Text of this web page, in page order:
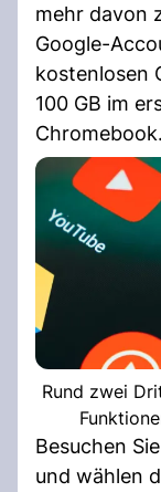
mehr davon
Google-
kostenlosen
100 GB im
Chromebook.
Rund zwei
Besuchen
und wählen